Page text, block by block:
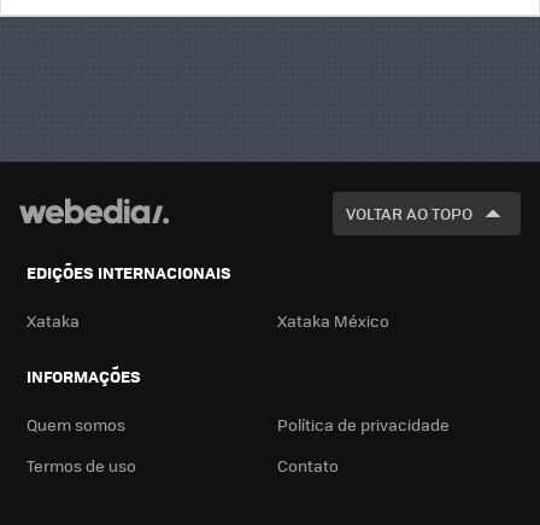
VOLTAR AO TOPO
EDIÇÕES INTERNACIONAIS
Xataka Xataka México
INFORMAÇÕES
Quem somos
Política de privacidade
Termos de uso
Contato